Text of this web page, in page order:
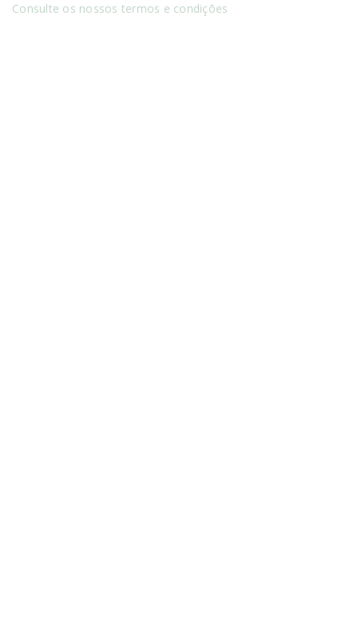
Consulte os nossos termos e condições